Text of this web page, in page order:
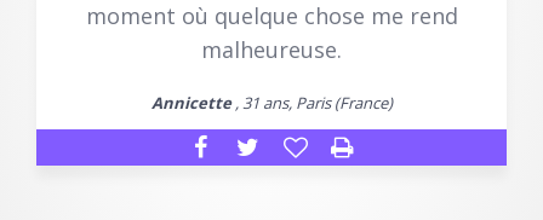
moment où quelque chose me rend
malheureuse.
Annicette, 31 ans, Paris (France)